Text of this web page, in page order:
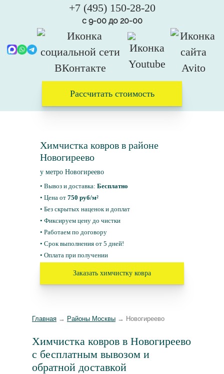
+7 (495) 150-28-20
с 9-00 до 20-00
Рассчитать стоимость
Химчистка ковров в районе
Новогиреево
у метро Новогиреево
• Вывоз и доставка: Бесплатно
• Цена от 750 руб/м²
• Без скрытых наценок и доплат
• Фиксируем цену до чистки
• Работаем по договору
• Срок выполнения от 5 дней!
• Оплата при получении
Заказать химчистку ковра
Главная → Районы Москвы → Новогиреево
Химчистка ковров в Новогиреево
с бесплатным вывозом и
обратной доставкой